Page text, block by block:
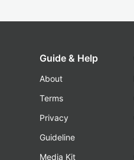
Guide & Help
About
Terms
Privacy
Guideline
Media Kit